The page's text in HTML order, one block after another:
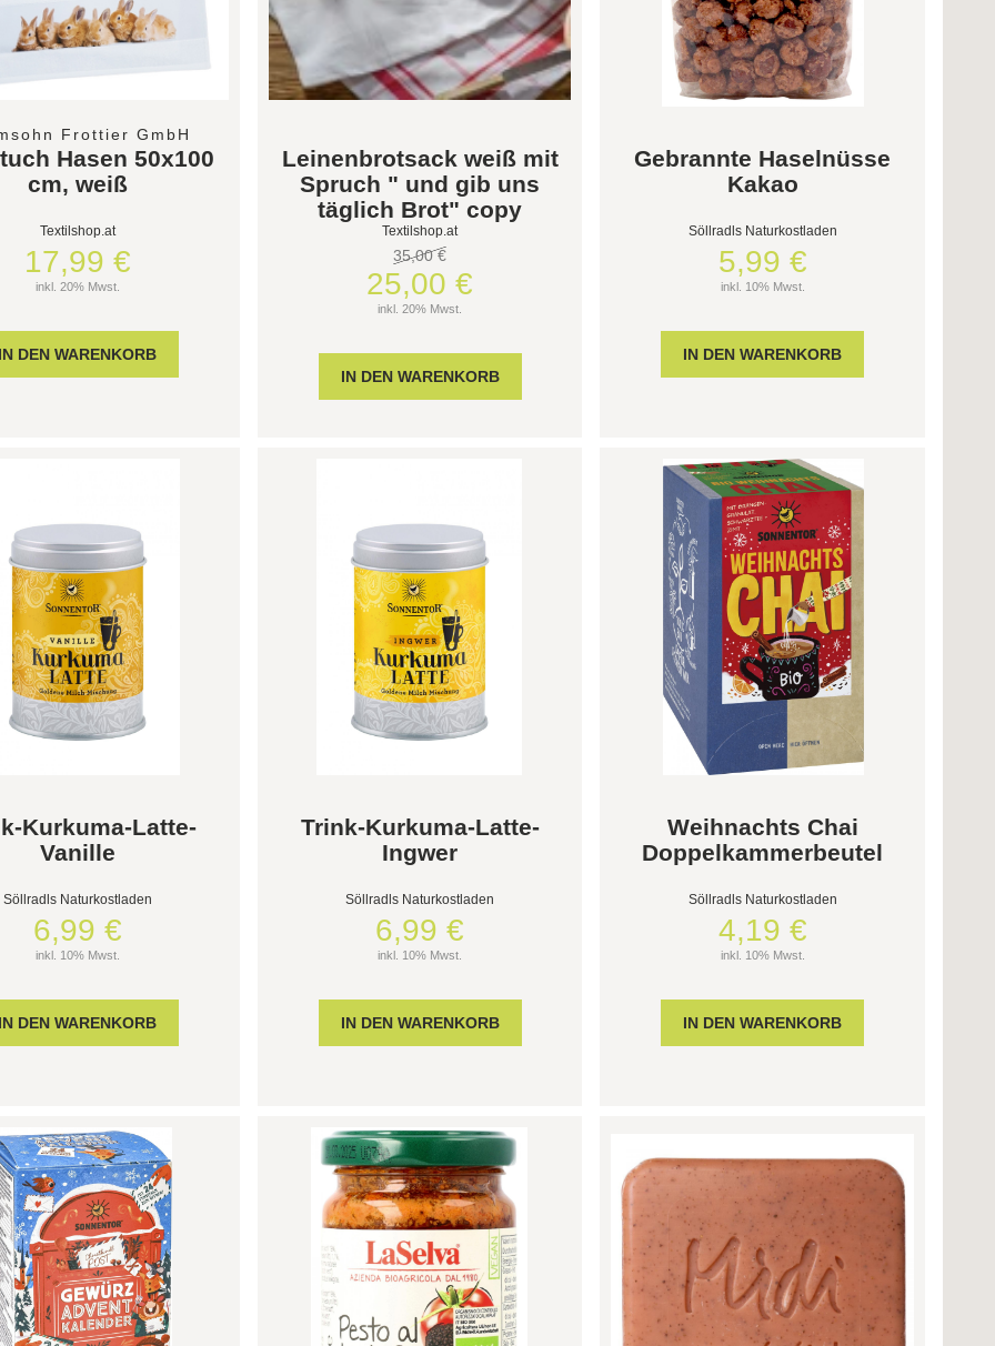
Frottier GmbH
Hasen 50x100
cm, weiß
Textilshop.at
17,99 €
inkl. 20% Mwst.
Leinenbrotsack weiß mit
Spruch " und gib uns
täglich Brot" copy
Textilshop.at
35,00 €
25,00 €
inkl. 20% Mwst.
Gebrannte Haselnüsse
Kakao
Söllradls Naturkostladen
5,99 €
inkl. 10% Mwst.
Kurkuma-Latte-
Vanille
Söllradls Naturkostladen
6,99 €
inkl. 10% Mwst.
Trink-Kurkuma-Latte-
Ingwer
Söllradls Naturkostladen
6,99 €
inkl. 10% Mwst.
Weihnachts Chai
Doppelkammerbeutel
Söllradls Naturkostladen
4,19 €
inkl. 10% Mwst.